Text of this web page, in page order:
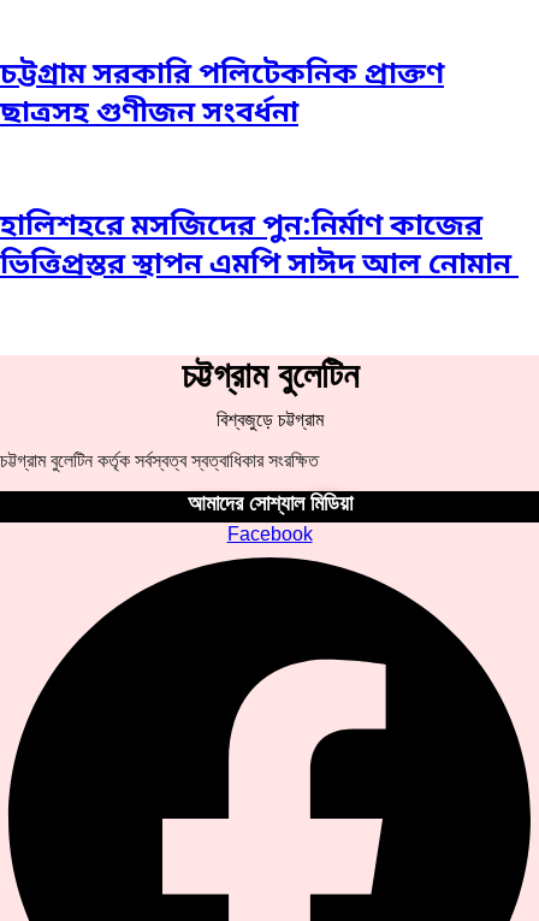
চট্টগ্রাম সরকারি পলিটেকনিক প্রাক্তণ
ছাত্রসহ গুণীজন সংবর্ধনা
হালিশহরে মসজিদের পুন:নির্মাণ কাজের
ভিত্তিপ্রস্তর স্থাপন এমপি সাঈদ আল নোমান ‎
চট্টগ্রাম বুলেটিন
বিশ্বজুড়ে চট্টগ্রাম
চট্টগ্রাম বুলেটিন কর্তৃক সর্বস্বত্ব স্বত্বাধিকার সংরক্ষিত
আমাদের সোশ্যাল মিডিয়া
Facebook